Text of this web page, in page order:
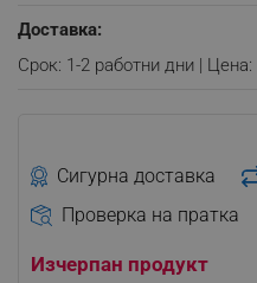
Доставка:
Срок: 1-2 работни дни | Цена:
Сигурна доставка
Проверка на пратка
Изчерпан продукт